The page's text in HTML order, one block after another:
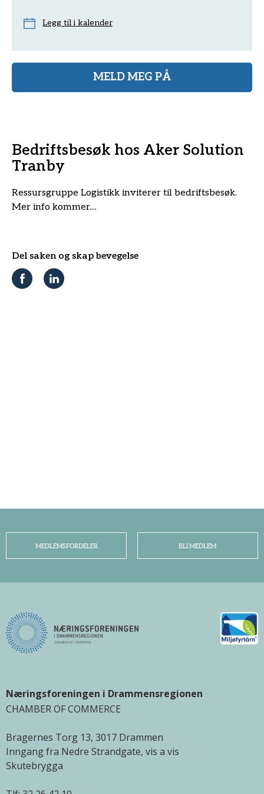
MEDLEMSFORDELER BLI MEDLEM
Næringsforeningen i Drammensregionen
CHAMBER OF COMMERCE
Bragernes Torg 13, 3017 Drammen
Inngang fra Nedre Strandgate, vis a vis
Skutebrygga